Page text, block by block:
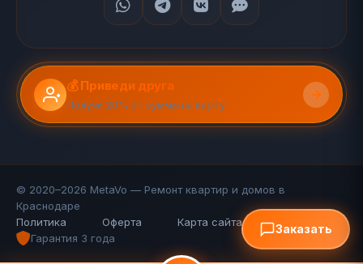
💰 Приведи друга
Получи 20% от суммы на карту
© 2020–2026 MetaVo — Ремонт квартир и домов в
Краснодаре
Политика
Оферта Карта сайта (110 стр.)
FAQ
Гарантия 3 года
Заказать